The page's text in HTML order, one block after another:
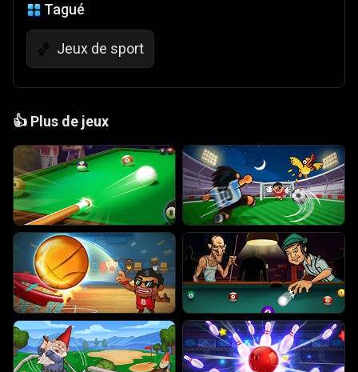
Tagué
🏀 Jeux de sport
👍 Plus de jeux